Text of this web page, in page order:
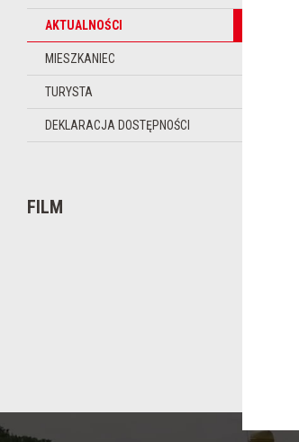
AKTUALNOŚCI
MIESZKANIEC
TURYSTA
DEKLARACJA DOSTĘPNOŚCI
FILM